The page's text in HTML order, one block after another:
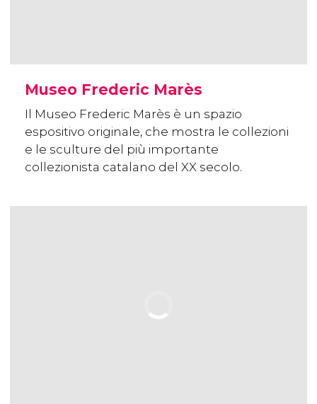
Museo Frederic Marès
Il Museo Frederic Marès è un spazio
espositivo originale, che mostra le collezioni
e le sculture del più importante
collezionista catalano del XX secolo.